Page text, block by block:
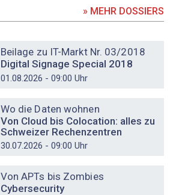
» MEHR DOSSIERS
Beilage zu IT-Markt Nr. 03/2018
Digital Signage Special 2018
01.08.2026 - 09:00 Uhr
Wo die Daten wohnen
Von Cloud bis Colocation: alles zu
Schweizer Rechenzentren
30.07.2026 - 09:00 Uhr
Von APTs bis Zombies
Cybersecurity